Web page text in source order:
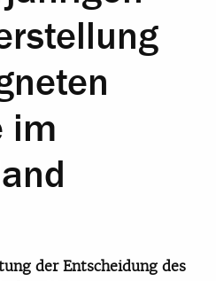
im
der Entscheidung des